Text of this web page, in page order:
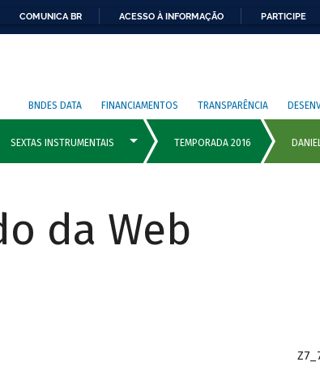
COMUNICA BR ACESSO À INFORMAÇÃO PARTICIPE
BNDES DATA FINANCIAMENTOS TRANSPARÊNCIA
da Web